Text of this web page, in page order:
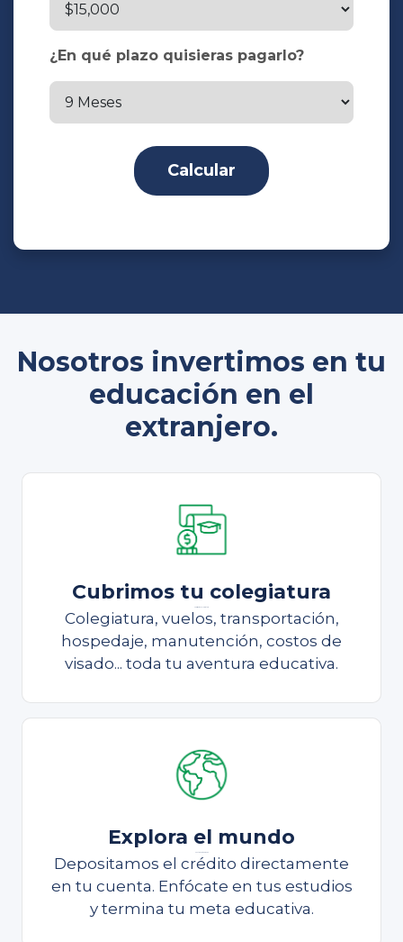
¿En qué plazo quisieras pagarlo?
Calcular
Nosotros invertimos en tu
educación en el
extranjero.
Cubrimos tu colegiatura
Colegiatura, vuelos, transportación,
hospedaje, manutención, costos de
visado... toda tu aventura educativa.
Explora el mundo
Depositamos el crédito directamente
en tu cuenta. Enfócate en tus estudios
y termina tu meta educativa.